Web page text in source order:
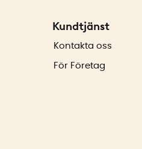
Kundtjänst
Kontakta oss
För Företag